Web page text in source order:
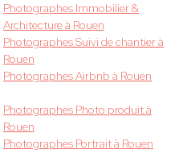
Photographes Immobilier &
Architecture à Rouen
Photographes Suivi de chantier à
Rouen
Photographes Airbnb à Rouen
Photographes Photo produit à
Rouen
Photographes Portrait à Rouen